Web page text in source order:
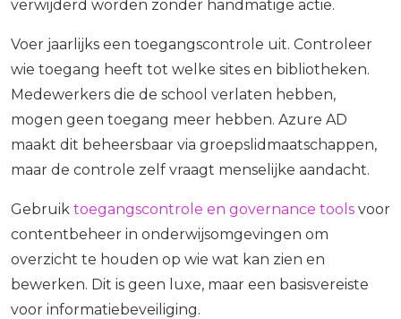
verwijderd worden zonder handmatige actie.
Voer jaarlijks een toegangscontrole uit. Controleer
wie toegang heeft tot welke sites en bibliotheken.
Medewerkers die de school verlaten hebben,
mogen geen toegang meer hebben. Azure AD
maakt dit beheersbaar via groepslidmaatschappen,
maar de controle zelf vraagt menselijke aandacht.
Gebruik toegangscontrole en governance tools voor
contentbeheer in onderwijsomgevingen om
overzicht te houden op wie wat kan zien en
bewerken. Dit is geen luxe, maar een basisvereiste
voor informatiebeveiliging.